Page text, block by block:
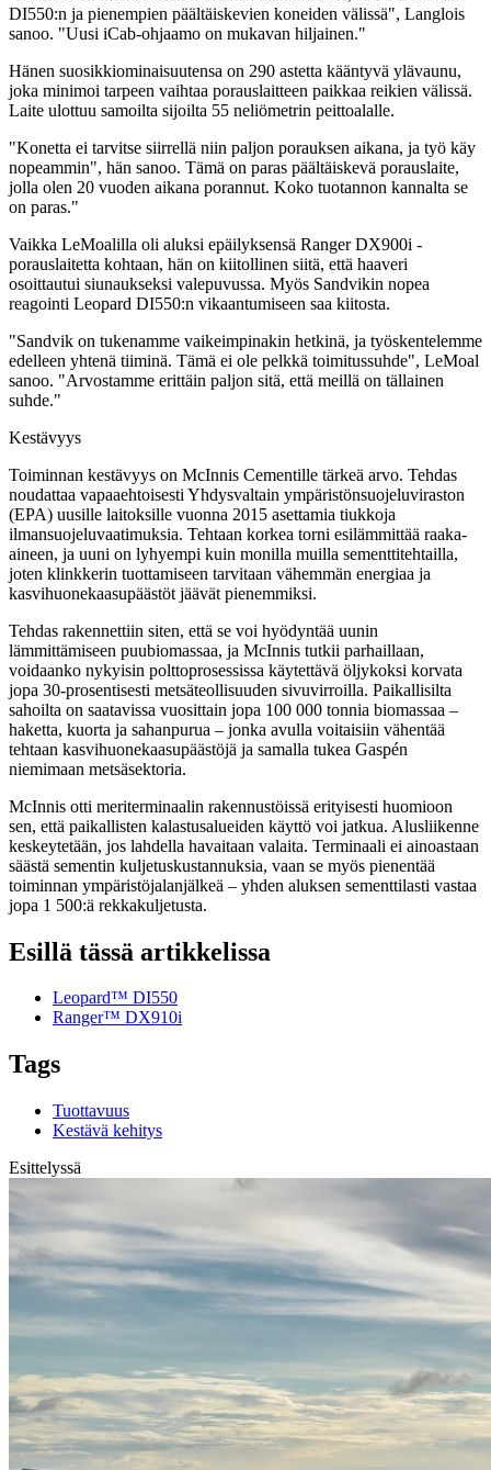
DI550:n ja pienempien päältäiskevien koneiden välissä", Langlois
sanoo. "Uusi iCab-ohjaamo on mukavan hiljainen."
Hänen suosikkiominaisuutensa on 290 astetta kääntyvä ylävaunu,
joka minimoi tarpeen vaihtaa porauslaitteen paikkaa reikien välissä.
Laite ulottuu samoilta sijoilta 55 neliömetrin peittoalalle.
"Konetta ei tarvitse siirrellä niin paljon porauksen aikana, ja työ käy
nopeammin", hän sanoo. Tämä on paras päältäiskevä porauslaite,
jolla olen 20 vuoden aikana porannut. Koko tuotannon kannalta se
on paras."
Vaikka LeMoalilla oli aluksi epäilyksensä Ranger DX900i -
porauslaitetta kohtaan, hän on kiitollinen siitä, että haaveri
osoittautui siunaukseksi valepuvussa. Myös Sandvikin nopea
reagointi Leopard DI550:n vikaantumiseen saa kiitosta.
"Sandvik on tukenamme vaikeimpinakin hetkinä, ja työskentelemme
edelleen yhtenä tiiminä. Tämä ei ole pelkkä toimitussuhde", LeMoal
sanoo. "Arvostamme erittäin paljon sitä, että meillä on tällainen
suhde."
Kestävyys
Toiminnan kestävyys on McInnis Cementille tärkeä arvo. Tehdas
noudattaa vapaaehtoisesti Yhdysvaltain ympäristönsuojeluviraston
(EPA) uusille laitoksille vuonna 2015 asettamia tiukkoja
ilmansuojeluvaatimuksia. Tehtaan korkea torni esilämmittää raaka-
aineen, ja uuni on lyhyempi kuin monilla muilla sementtitehtailla,
joten klinkkerin tuottamiseen tarvitaan vähemmän energiaa ja
kasvihuonekaasupäästöt jäävät pienemmiksi.
Tehdas rakennettiin siten, että se voi hyödyntää uunin
lämmittämiseen puubiomassaa, ja McInnis tutkii parhaillaan,
voidaanko nykyisin polttoprosessissa käytettävä öljykoksi korvata
jopa 30-prosentisesti metsäteollisuuden sivuvirroilla. Paikallisilta
sahoilta on saatavissa vuosittain jopa 100 000 tonnia biomassaa –
haketta, kuorta ja sahanpurua – jonka avulla voitaisiin vähentää
tehtaan kasvihuonekaasupäästöjä ja samalla tukea Gaspén
niemimaan metsäsektoria.
McInnis otti meriterminaalin rakennustöissä erityisesti huomioon
sen, että paikallisten kalastusalueiden käyttö voi jatkua. Alusliikenne
keskeytetään, jos lahdella havaitaan valaita. Terminaali ei ainoastaan
säästä sementin kuljetuskustannuksia, vaan se myös pienentää
toiminnan ympäristöjalanjälkeä – yhden aluksen sementtilasti vastaa
jopa 1 500:ä rekkakuljetusta.
Esillä tässä artikkelissa
Leopard™ DI550
Ranger™ DX910i
Tags
Tuottavuus
Kestävä kehitys
Esittelyssä